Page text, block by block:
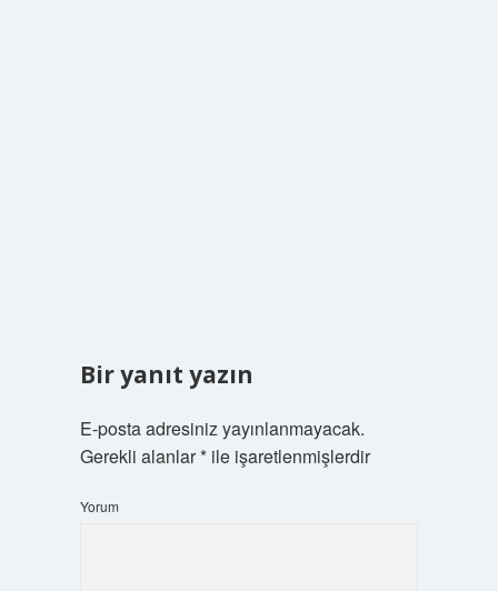
Bir yanıt yazın
E-posta adresiniz yayınlanmayacak.
Gerekli alanlar*ile işaretlenmişlerdir
Yorum